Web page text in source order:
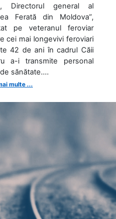
Directorul general al
Ferată din Moldova”,
pe veteranul feroviar
cei mai longevivi feroviari
42 de ani în cadrul Căii
a-i transmite personal
sănătate....
multe ...